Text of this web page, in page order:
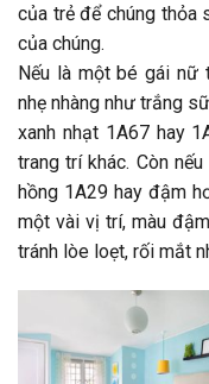
của trẻ để chúng thỏa
của chúng.
Nếu là một bé gái nữ
nhẹ nhàng như trắng
xanh nhạt 1A67 hay
trang trí khác. Còn
hồng 1A29 hay đậm
một vài vị trí, màu
tránh lòe loẹt, rối mắt